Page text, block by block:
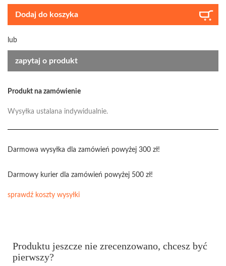
Dodaj do koszyka
lub
zapytaj o produkt
Produkt na zamówienie
Wysyłka ustalana indywidualnie.
Darmowa wysyłka dla zamówień powyżej 300 zł!
Darmowy kurier dla zamówień powyżej 500 zł!
sprawdź koszty wysyłki
Produktu jeszcze nie zrecenzowano, chcesz być
pierwszy?